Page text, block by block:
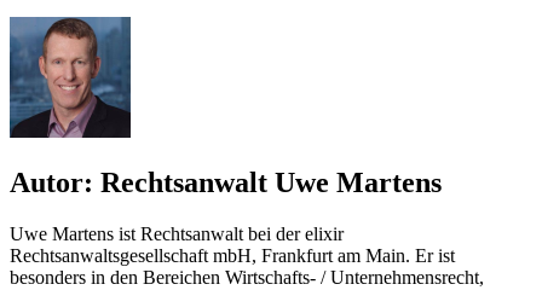
Autor: Rechtsanwalt Uwe Martens
Uwe Martens ist Rechtsanwalt bei der elixir
Rechtsanwaltsgesellschaft mbH, Frankfurt am Main. Er ist
besonders in den Bereichen Wirtschafts- / Unternehmensrecht,